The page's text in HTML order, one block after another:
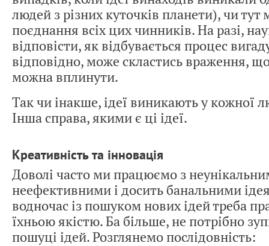
людей з різних куточків планети), чи тут
поєднання всіх цих чинників. На разі,
відповісти, як відбувається процес
відповідно, може скластись враження,
можна вплинути.
Так чи інакше, ідеї виникають у кожної
Інша справа, якими є ці ідеї.
Креативність та інновація
Доволі часто ми працюємо з
неефективними і досить банальними
водночас із пошуком нових ідей треба
їхньою якістю. Ба більше, не потрібно
пошуці ідей. Розглянемо послідовність: